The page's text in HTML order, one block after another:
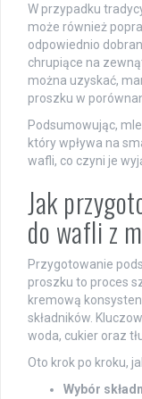
W przypadku
może również
odpowiednio
chrupiące na
można uzyskać,
proszku w
Podsumowując,
który wpływa na
wafli, co czyni je
Jak
do wafli z
Przygotowanie
proszku to proces
kremową
składników.
woda, cukier oraz
Oto krok po kroku,
Wybór